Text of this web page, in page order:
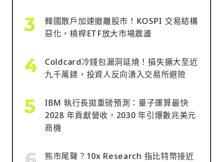
韓國散戶加速撤離股市！KOSPI 交易結構
惡化，槓桿ETF放大市場震盪
Coldcard冷錢包漏洞延燒！損失擴大至近
九千萬鎂，投資人反向湧入交易所避險
IBM 執行長拋重磅預測：量子運算最快
2028 年貢獻營收，2030 年引爆數兆美元
商機
熊市尾聲？10x Research 指比特幣接近